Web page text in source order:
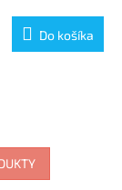
Do košíka